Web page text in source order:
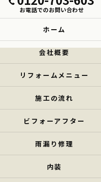
お電話でのお問い合わせ
ホーム
会社概要
リフォームメニュー
施工の流れ
ビフォーアフター
雨漏り修理
内装